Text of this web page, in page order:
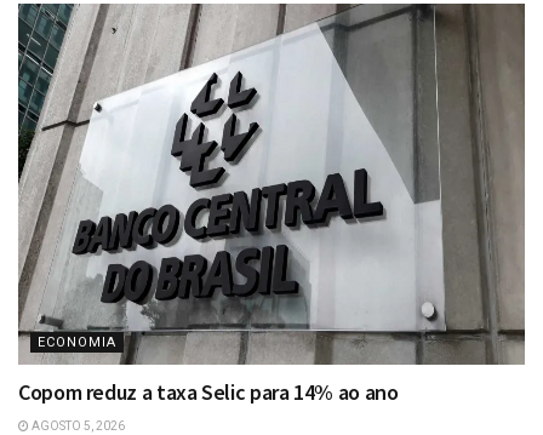
ECONOMIA
Copom reduz a taxa Selic para 14% ao ano
AGOSTO 5, 2026